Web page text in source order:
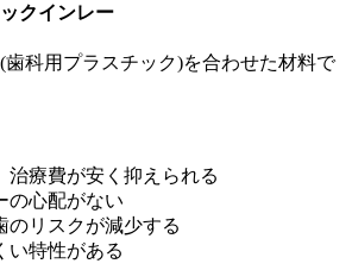
クインレー
科用プラスチック)を合わせた材料で
治療費が安く抑えられる
の心配がない
のリスクが減少する
い特性がある